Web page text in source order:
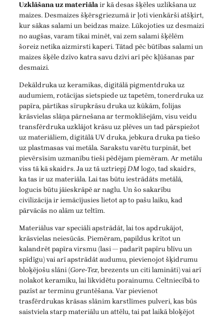
Uzklāšana uz materiālair kā desas šķēles uzlikšana uz
maizes. Desmaizes šķērsgriezumā ir ļoti vienkārši atšķirt,
kur sākas salami un beidzas maize. Lūkojoties uz desmaizi
no augšas, varam tikai minēt, vai zem salami šķēlēm
šoreiz netika aizmirsti kaperi. Tātad pēc būtības salami un
maizes šķēle dzīvo katra savu dzīvi arī pēc kļūšanas par
desmaizi.
Dekāldruka uz keramikas, digitālā pigmentdruka uz
audumiem, rotācijas sietspiede uz tapetēm, tonerdruka uz
papīra, pārtikas sīrupkrāsu druka uz kūkām, folijas
krāsvielas slāņa pārnešana ar termoklišejām, visu veidu
transfērdruka uzklājot krāsu uz plēves un tad pārspiežot
uz materiāliem, digitālā UV druka, jebkura druka pa tiešo
uz plastmasas vai metāla. Sarakstu varētu turpināt, bet
pievērsīsim uzmanību tieši pēdējam piemēram. Ar metālu
viss tā kā skaidrs. Ja uz tā uztriepj DMlogo, tad skaidrs,
ka tas ir uz materiāla. Lai tas būtu iestrādāts metālā,
logucis būtu jāieskrāpē ar naglu. Un šo sakarību
civilizācija ir iemācījusies lietot ap to pašu laiku, kad
pārvācās no alām uz teltīm.
Materiālus var speciāli apstrādāt, lai tos apdrukājot,
krāsvielas neiesūcās. Piemēram, papildus krītot un
kalandrēt papīra virsmu (lasi — padarīt papīru blīvu un
spīdīgu) vai arī apstrādāt audumu, pievienojot šķidrumu
bloķējošu slāni (Gore-Tex, brezents un citi lamināti) vai arī
nolakot keramiku, lai likvidētu porainumu. Celtniecībā to
pazīst ar terminu gruntēšana. Var pievienot
trasfērdrukas krāsas slānim karstlīmes pulveri, kas būs
saistviela starp materiālu un attēlu, tai pat laikā bloķējot